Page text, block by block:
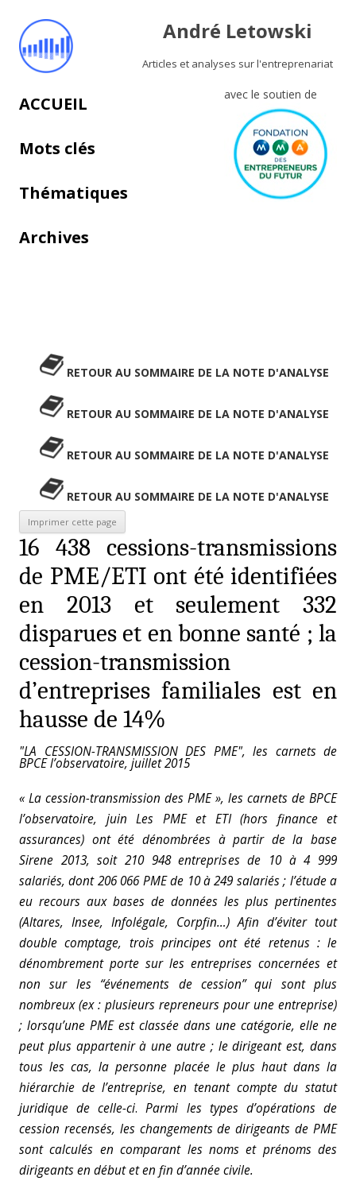
André Letowski
Articles et analyses sur l'entreprenariat
avec le soutien de
Aller au contenu principal
ACCUEIL
Mots clés
Thématiques
Archives
RETOUR AU SOMMAIRE DE LA NOTE D'ANALYSE
RETOUR AU SOMMAIRE DE LA NOTE D'ANALYSE
RETOUR AU SOMMAIRE DE LA NOTE D'ANALYSE
RETOUR AU SOMMAIRE DE LA NOTE D'ANALYSE
16 438 cessions-transmissions
de PME/ETI ont été identifiées
en 2013 et seulement 332
disparues et en bonne santé ; la
cession-transmission
d’entreprises familiales est en
hausse de 14%
"LA CESSION-TRANSMISSION DES PME", les carnets de
BPCE l’observatoire, juillet 2015
« La cession-transmission des PME », les carnets de BPCE
l’observatoire, juin Les PME et ETI (hors finance et
assurances) ont été dénombrées à partir de la base
Sirene 2013, soit 210 948 entreprises de 10 à 4 999
salariés, dont 206 066 PME de 10 à 249 salariés ; l’étude a
eu recours aux bases de données les plus pertinentes
(Altares, Insee, Infolégale, Corpfin…) Afin d’éviter tout
double comptage, trois principes ont été retenus : le
dénombrement porte sur les entreprises concernées et
non sur les “événements de cession” qui sont plus
nombreux (ex : plusieurs repreneurs pour une entreprise)
; lorsqu’une PME est classée dans une catégorie, elle ne
peut plus appartenir à une autre ; le dirigeant est, dans
tous les cas, la personne placée le plus haut dans la
hiérarchie de l’entreprise, en tenant compte du statut
juridique de celle-ci.Parmi les types d’opérations de
cession recensés, les changements de dirigeants de PME
sont calculés en comparant les noms et prénoms des
dirigeants en début et en fin d’année civile.